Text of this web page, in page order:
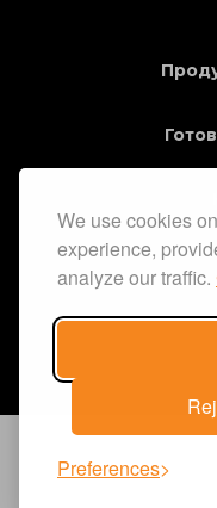
We use cookies
experience,
analyze our traffic.
Preferences